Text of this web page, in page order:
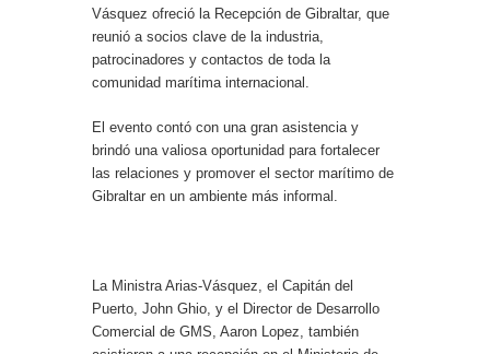
Vásquez ofreció la Recepción de Gibraltar, que
reunió a socios clave de la industria,
patrocinadores y contactos de toda la
comunidad marítima internacional.
El evento contó con una gran asistencia y
brindó una valiosa oportunidad para fortalecer
las relaciones y promover el sector marítimo de
Gibraltar en un ambiente más informal.
La Ministra Arias-Vásquez, el Capitán del
Puerto, John Ghio, y el Director de Desarrollo
Comercial de GMS, Aaron Lopez, también